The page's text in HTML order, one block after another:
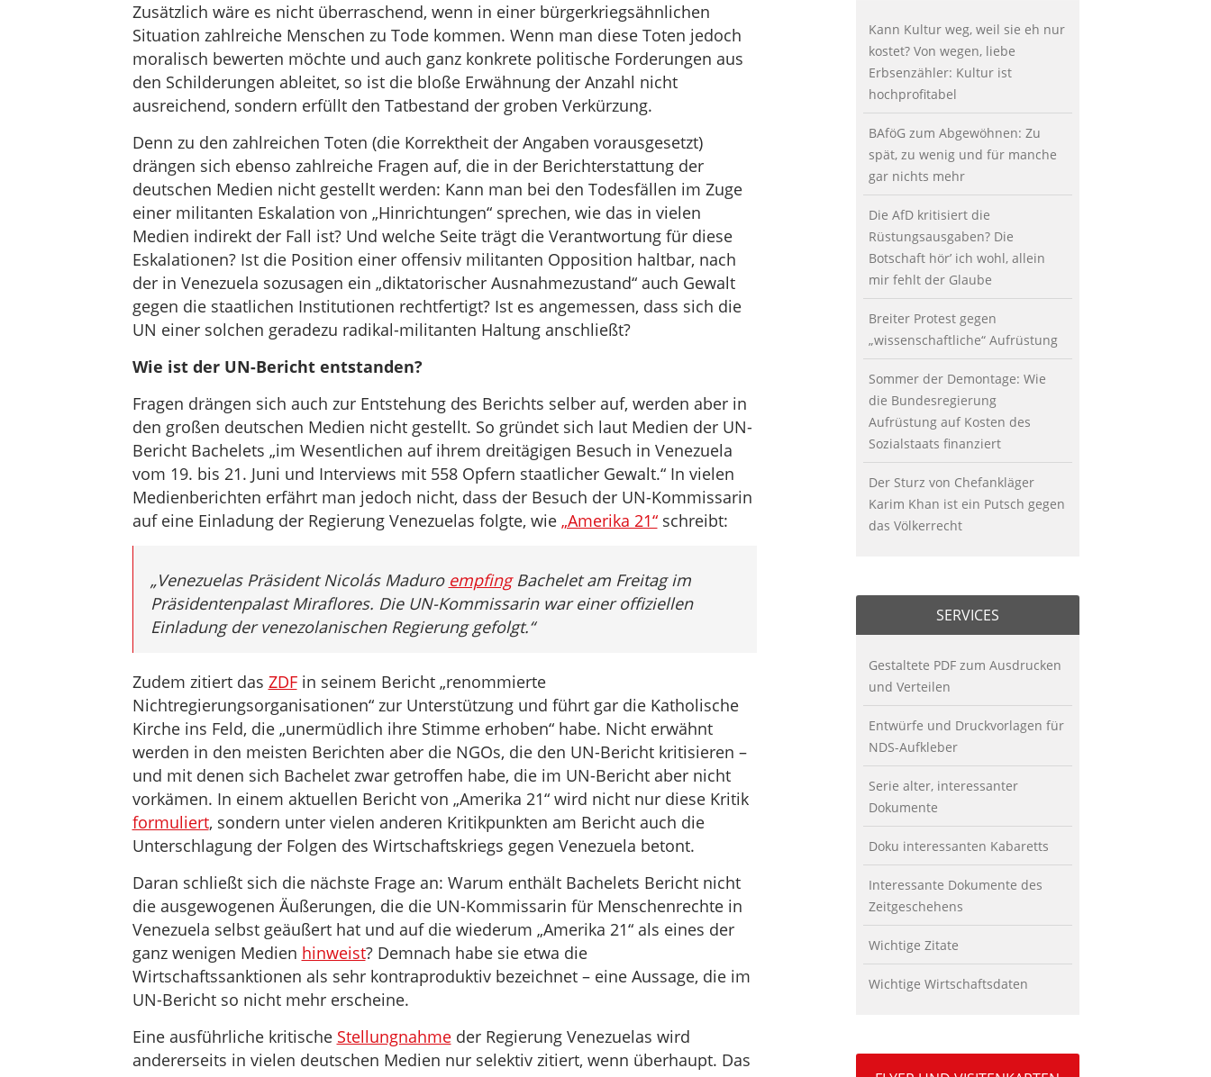
Zusätzlich wäre es nicht überraschend, wenn in einer bürgerkriegsähnlichen
Situation zahlreiche Menschen zu Tode kommen. Wenn man diese Toten jedoch
moralisch bewerten möchte und auch ganz konkrete politische Forderungen aus
den Schilderungen ableitet, so ist die bloße Erwähnung der Anzahl nicht
ausreichend, sondern erfüllt den Tatbestand der groben Verkürzung.
Denn zu den zahlreichen Toten (die Korrektheit der Angaben vorausgesetzt)
drängen sich ebenso zahlreiche Fragen auf, die in der Berichterstattung der
deutschen Medien nicht gestellt werden: Kann man bei den Todesfällen im Zuge
einer militanten Eskalation von „Hinrichtungen“ sprechen, wie das in vielen
Medien indirekt der Fall ist? Und welche Seite trägt die Verantwortung für diese
Eskalationen? Ist die Position einer offensiv militanten Opposition haltbar, nach
der in Venezuela sozusagen ein „diktatorischer Ausnahmezustand“ auch Gewalt
gegen die staatlichen Institutionen rechtfertigt? Ist es angemessen, dass sich die
UN einer solchen geradezu radikal-militanten Haltung anschließt?
Wie ist der UN-Bericht entstanden?
Fragen drängen sich auch zur Entstehung des Berichts selber auf, werden aber in
den großen deutschen Medien nicht gestellt. So gründet sich laut Medien der UN-
Bericht Bachelets „im Wesentlichen auf ihrem dreitägigen Besuch in Venezuela
vom 19. bis 21. Juni und Interviews mit 558 Opfern staatlicher Gewalt.“ In vielen
Medienberichten erfährt man jedoch nicht, dass der Besuch der UN-Kommissarin
auf eine Einladung der Regierung Venezuelas folgte, wie „Amerika 21“schreibt:
„Venezuelas Präsident Nicolás Maduro empfingBachelet am Freitag im
Präsidentenpalast Miraflores. Die UN-Kommissarin war einer offiziellen
Einladung der venezolanischen Regierung gefolgt.“
Zudem zitiert das ZDFin seinem Bericht „renommierte
Nichtregierungsorganisationen“ zur Unterstützung und führt gar die Katholische
Kirche ins Feld, die „unermüdlich ihre Stimme erhoben“ habe. Nicht erwähnt
werden in den meisten Berichten aber die NGOs, die den UN-Bericht kritisieren –
und mit denen sich Bachelet zwar getroffen habe, die im UN-Bericht aber nicht
vorkämen. In einem aktuellen Bericht von „Amerika 21“ wird nicht nur diese Kritik
formuliert, sondern unter vielen anderen Kritikpunkten am Bericht auch die
Unterschlagung der Folgen des Wirtschaftskriegs gegen Venezuela betont.
Daran schließt sich die nächste Frage an: Warum enthält Bachelets Bericht nicht
die ausgewogenen Äußerungen, die die UN-Kommissarin für Menschenrechte in
Venezuela selbst geäußert hat und auf die wiederum „Amerika 21“ als eines der
ganz wenigen Medien hinweist? Demnach habe sie etwa die
Wirtschaftssanktionen als sehr kontraproduktiv bezeichnet – eine Aussage, die im
UN-Bericht so nicht mehr erscheine.
Eine ausführliche kritische Stellungnahmeder Regierung Venezuelas wird
andererseits in vielen deutschen Medien nur selektiv zitiert, wenn überhaupt. Das
Kann Kultur weg, weil sie eh nur
kostet? Von wegen, liebe
Erbsenzähler: Kultur ist
hochprofitabel
BAföG zum Abgewöhnen: Zu
spät, zu wenig und für manche
gar nichts mehr
Die AfD kritisiert die
Rüstungsausgaben? Die
Botschaft hör’ ich wohl, allein
mir fehlt der Glaube
Breiter Protest gegen
„wissenschaftliche“ Aufrüstung
Sommer der Demontage: Wie
die Bundesregierung
Aufrüstung auf Kosten des
Sozialstaats finanziert
Der Sturz von Chefankläger
Karim Khan ist ein Putsch gegen
das Völkerrecht
SERVICES
Gestaltete PDF zum Ausdrucken
und Verteilen
Entwürfe und Druckvorlagen für
NDS-Aufkleber
Serie alter, interessanter
Dokumente
Doku interessanten Kabaretts
Interessante Dokumente des
Zeitgeschehens
Wichtige Zitate
Wichtige Wirtschaftsdaten